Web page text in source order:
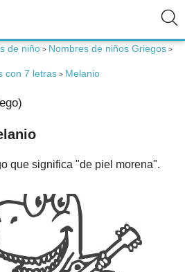
de niño > Nombres de niños Griegos >
con 7 letras > Melanio
que significa "de piel morena".